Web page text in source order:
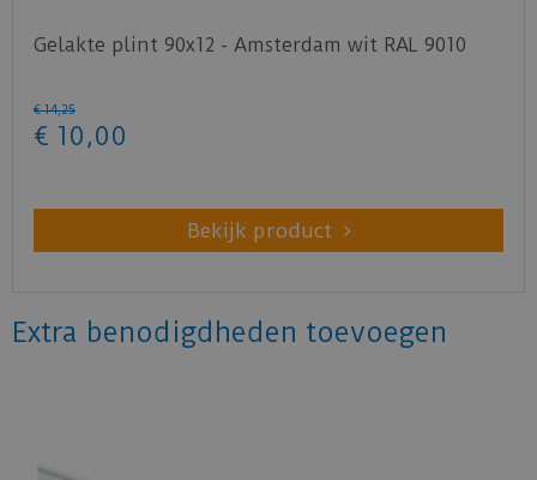
Gelakte plint 90x12 - Amsterdam wit RAL 9010
€ 14,25
€ 10 ,00
Bekijk product
Extra benodigdheden toevoegen